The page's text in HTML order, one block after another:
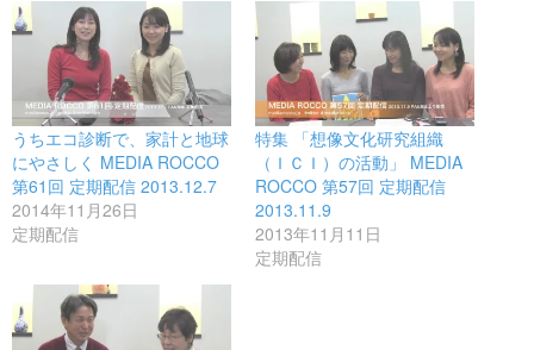
うちエコ診断で、家計と地球
にやさしく MEDIA ROCCO
第61回 定期配信 2013.12.7
2014年11月26日
定期配信
特集 「想像文化研究組織
（ＩＣＩ）の活動」 MEDIA
ROCCO 第57回 定期配信
2013.11.9
2013年11月11日
定期配信